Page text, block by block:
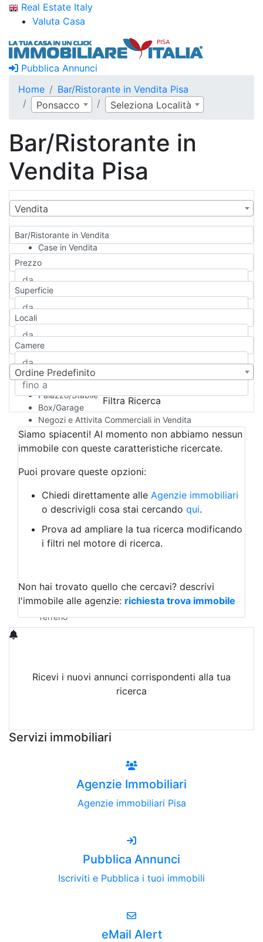
Real Estate Italy
Valuta Casa
Pubblica Annunci
Home
Bar/Ristorante in Vendita Pisa
Ponsacco
Seleziona Località
Bar/Ristorante in
Vendita Pisa
Vendita
Bar/Ristorante in Vendita
Case in Vendita
Qualsiasi
Appartamento
Casa indipendente
Casa Semi-indipendente
Attico/Mansarda
Rustico/Casale
Camera d'Albergo
Multiproprietà
Palazzo/Stabile
Box/Garage
Negozi e Attivita Commerciali in Vendita
Qualsiasi
Attività/Licenza Commerciale
Azienda Agricola
Bar/Ristorante
Albergo
Laboratorio Artigianale
Negozio/locale commerciale
Agriturismo
Magazzini
Qualsiasi
Terreno edificabile
Terreno
Prezzo
Superficie
Locali
Camere
Ordine Predefinito
Filtra Ricerca
Siamo spiacenti! Al momento non abbiamo nessun
immobile con queste caratteristiche ricercate.
Puoi provare queste opzioni:
Chiedi direttamente alle Agenzie immobiliari
o descrivigli cosa stai cercando qui.
Prova ad ampliare la tua ricerca modificando
i filtri nel motore di ricerca.
Non hai trovato quello che cercavi? descrivi
l'immobile alle agenzie: richiesta trova immobile
Ricevi i nuovi annunci corrispondenti alla tua
ricerca
Servizi immobiliari
Agenzie Immobiliari
Agenzie immobiliari Pisa
Pubblica Annunci
Iscriviti e Pubblica i tuoi immobili
eMail Alert